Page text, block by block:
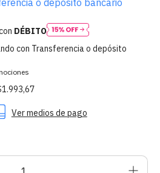
o depósito bancario
DÉBITO
con Transferencia o depósito
Ver medios de pago